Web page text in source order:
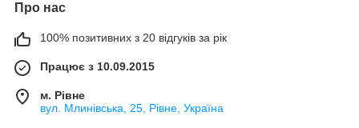
Про нас
100% позитивних з 20 відгуків за рік
Працює з 10.09.2015
м. Рівне
вул. Млинівська, 25, Рівне, Україна